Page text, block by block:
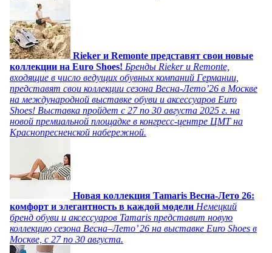
Rieker и Remonte представят свои новые
коллекции на Euro Shoes! Бренды Rieker и Remonte,
входящие в число ведущих обувных компаний Германии,
представят свои коллекции сезона Весна-Лето’26 в Москве
на международной выставке обуви и аксессуаров Euro
Shoes! Выставка пройдет c 27 по 30 августа 2025 г. на
новой премиальной площадке в конгресс-центре ЦМТ на
Краснопресненской набережной.
Новая коллекция Tamaris Весна-Лето 26:
комфорт и элегантность в каждой модели Немецкий
бренд обуви и аксессуаров Tamaris представит новую
коллекцию сезона Весна–Лето’ 26 на выставке Euro Shoes в
Москве, с 27 по 30 августа.